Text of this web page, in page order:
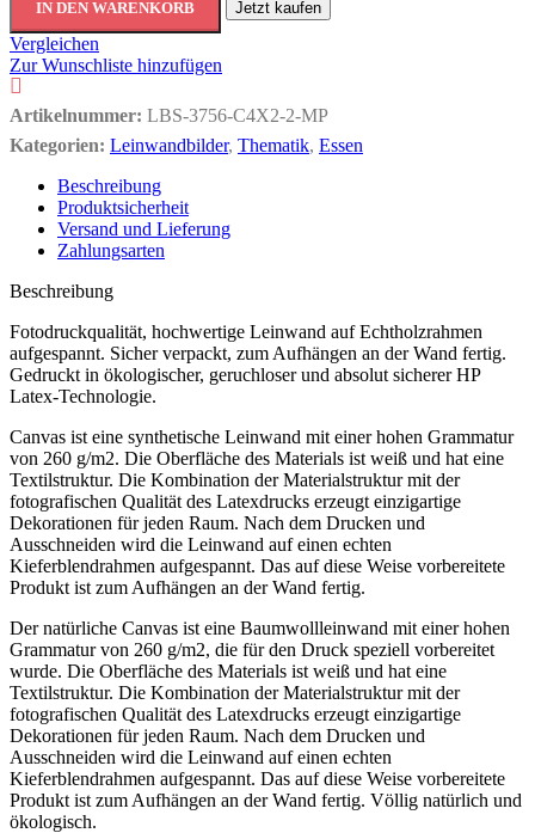
IN DEN WARENKORB Jetzt kaufen
Vergleichen
Zur Wunschliste hinzufügen
Artikelnummer: LBS-3756-C4X2-2-MP
Kategorien: Leinwandbilder, Thematik, Essen
Beschreibung
Produktsicherheit
Versand und Lieferung
Zahlungsarten
Beschreibung
Fotodruckqualität, hochwertige Leinwand auf Echtholzrahmen
aufgespannt. Sicher verpackt, zum Aufhängen an der Wand fertig.
Gedruckt in ökologischer, geruchloser und absolut sicherer HP
Latex-Technologie.
Canvas ist eine synthetische Leinwand mit einer hohen Grammatur
von 260 g/m2. Die Oberfläche des Materials ist weiß und hat eine
Textilstruktur. Die Kombination der Materialstruktur mit der
fotografischen Qualität des Latexdrucks erzeugt einzigartige
Dekorationen für jeden Raum. Nach dem Drucken und
Ausschneiden wird die Leinwand auf einen echten
Kieferblendrahmen aufgespannt. Das auf diese Weise vorbereitete
Produkt ist zum Aufhängen an der Wand fertig.
Der natürliche Canvas ist eine Baumwollleinwand mit einer hohen
Grammatur von 260 g/m2, die für den Druck speziell vorbereitet
wurde. Die Oberfläche des Materials ist weiß und hat eine
Textilstruktur. Die Kombination der Materialstruktur mit der
fotografischen Qualität des Latexdrucks erzeugt einzigartige
Dekorationen für jeden Raum. Nach dem Drucken und
Ausschneiden wird die Leinwand auf einen echten
Kieferblendrahmen aufgespannt. Das auf diese Weise vorbereitete
Produkt ist zum Aufhängen an der Wand fertig. Völlig natürlich und
ökologisch.